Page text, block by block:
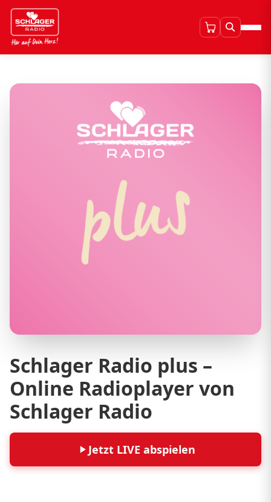
Schlager Radio plus –
Online Radioplayer von
Schlager Radio
Jetzt LIVE abspielen